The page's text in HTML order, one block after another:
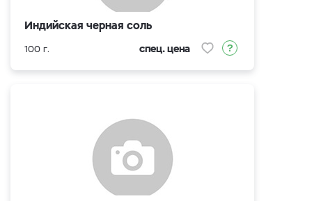
Индийская черная соль
100 г. спец. цена